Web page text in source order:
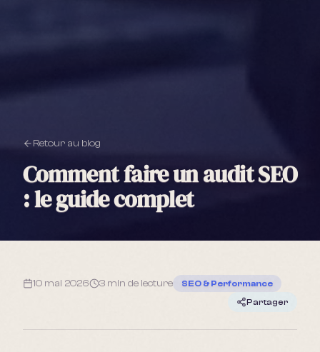
Retour au blog
Comment faire un audit SEO
: le guide complet
10 mai 2026 3 min de lecture
SEO & Performance
Partager